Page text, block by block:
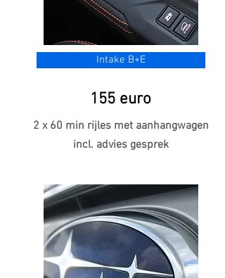
Intake B+E
155 euro
2 x 60 min rijles met aanhangwagen
incl. advies gesprek